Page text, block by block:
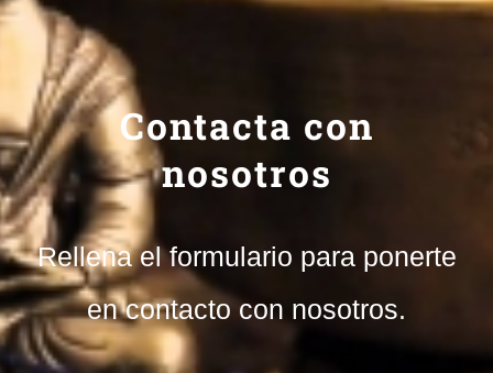
Contacta con
nosotros
Rellena el formulario para ponerte
en contacto con nosotros.